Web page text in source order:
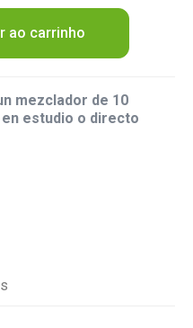
ao carrinho
mezclador de 10
estudio o directo